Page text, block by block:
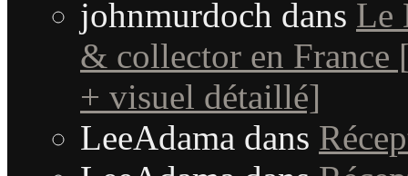
johnmurdoch dans Le
& collector en
+ visuel détaillé]
LeeAdama dans